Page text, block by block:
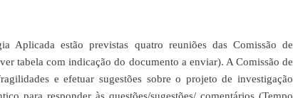
Aplicada estão previstas quatro reuniões das Comissão de
tabela com indicação do documento a enviar). A Comissão de
e efetuar sugestões sobre o projeto de investigação